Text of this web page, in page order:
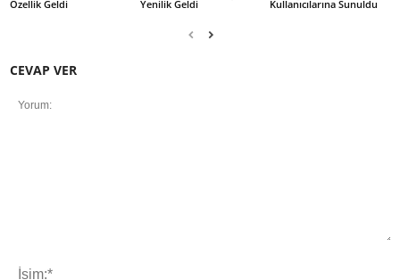
Özellik Geldi
Yenilik Geldi
Kullanıcılarına Sunuldu
CEVAP VER